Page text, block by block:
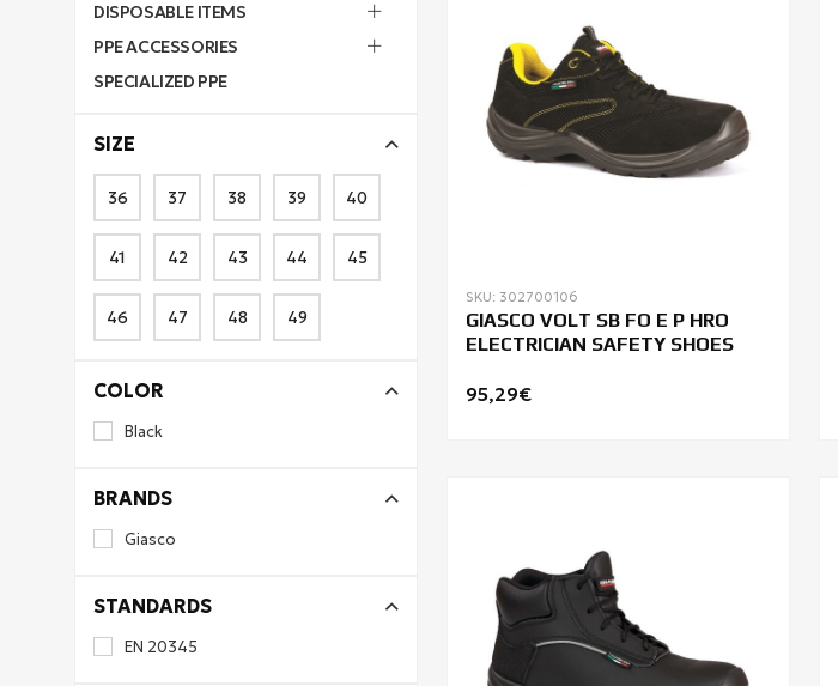
DISPOSABLE ITEMS
PPE ACCESSORIES
SPECIALIZED PPE
SIZE
36 37 38 39 40
41 42 43 44 45
46 47 48 49
COLOR
Black
BRANDS
Giasco
STANDARDS
EN 20345
SKU: 302700106
GIASCO VOLT SB FO E P HRO
ELECTRICIAN SAFETY SHOES
95,29€